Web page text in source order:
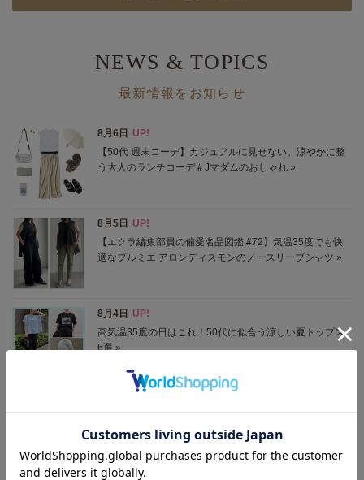
E by éclat「夏のムードに似合う服」
プリントやレース、エレガントなデザインで差をつけて
「NEO大人ベイカーパンツ」脚長見えする理由を解説特集
きれいめにもカジュアルにも着回せる理由を詳しくご紹介。
NEWS & TOPICS
最新情報をお知らせ